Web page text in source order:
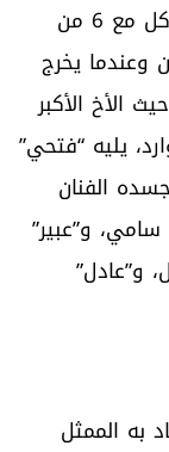
والده في ورشة وبعد وفاته يحدث مشاكل مع 6 من
وعندما يخرج
الأخ الأكبر
يليه “فتحي”
الفنان
سامي، و”عبير”
و”عادل”
به الممثل